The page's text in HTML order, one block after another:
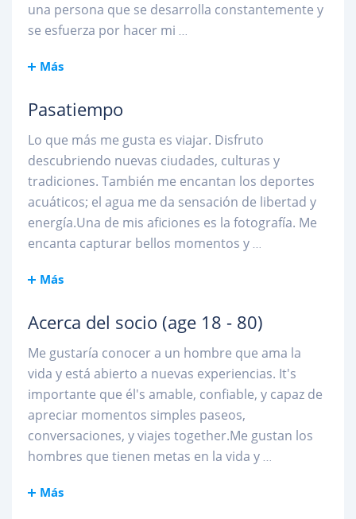
una persona que se desarrolla constantemente y
se esfuerza por hacer mi ...
Más
Pasatiempo
Lo que más me gusta es viajar. Disfruto
descubriendo nuevas ciudades, culturas y
tradiciones. También me encantan los deportes
acuáticos; el agua me da sensación de libertad y
energía.Una de mis aficiones es la fotografía. Me
encanta capturar bellos momentos y...
Más
Acerca del socio (age 18 - 80)
Me gustaría conocer a un hombre que ama la
vida y está abierto a nuevas experiencias. It's
importante que él's amable, confiable, y capaz de
apreciar momentos simples paseos,
conversaciones, y viajes together.Me gustan los
hombres que tienen metas en la vida y...
Más